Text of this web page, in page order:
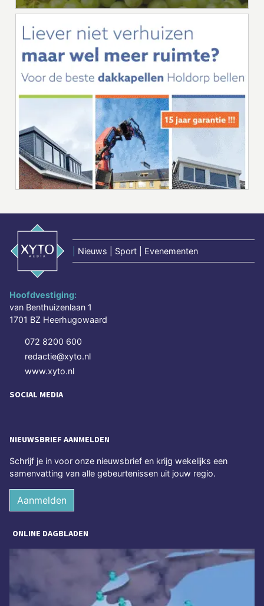
Nieuws | Sport | Evenementen
Hoofdvestiging:
van Benthuizenlaan 1
1701 BZ Heerhugowaard
072 8200 600
redactie@xyto.nl
www.xyto.nl
SOCIAL MEDIA
NIEUWSBRIEF AANMELDEN
Schrijf je in voor onze nieuwsbrief en krijg wekelijks een
samenvatting van alle gebeurtenissen uit jouw regio.
Aanmelden
ONLINE DAGBLADEN